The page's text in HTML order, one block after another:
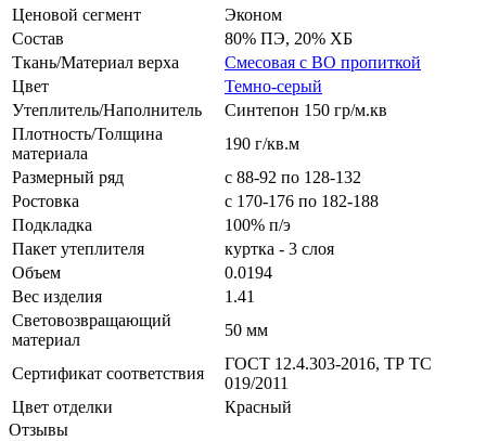
Ценовой сегмент
Эконом
Состав
80% ПЭ, 20% ХБ
Ткань/Материал верха
Смесовая с ВО пропиткой
Цвет
Темно-серый
Утеплитель/Наполнитель
Синтепон 150 гр/м.кв
Плотность/Толщина
материала
190 г/кв.м
Размерный ряд
с 88-92 по 128-132
Ростовка
с 170-176 по 182-188
Подкладка
100% п/э
Пакет утеплителя
куртка - 3 слоя
Объем
0.0194
Вес изделия
1.41
Световозвращающий
материал
50 мм
Сертификат соответствия
ГОСТ 12.4.303-2016, ТР ТС
019/2011
Цвет отделки
Красный
Отзывы